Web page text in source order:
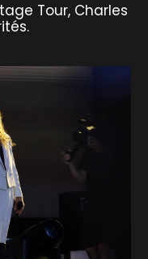
Tour, Charles